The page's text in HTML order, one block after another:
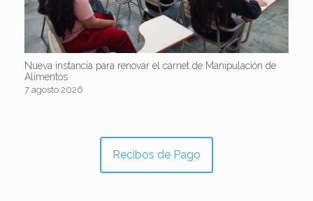
Nueva instancia para renovar el carnet de Manipulación de
Alimentos
7 agosto 2026
Recibos de Pago